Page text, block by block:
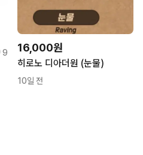
9 16,000원
히로노 디아더원 (눈물)
10일 전